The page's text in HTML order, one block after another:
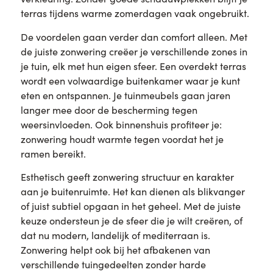
terras tijdens warme zomerdagen vaak ongebruikt.
De voordelen gaan verder dan comfort alleen. Met
de juiste zonwering creëer je verschillende zones in
je tuin, elk met hun eigen sfeer. Een overdekt terras
wordt een volwaardige buitenkamer waar je kunt
eten en ontspannen. Je tuinmeubels gaan jaren
langer mee door de bescherming tegen
weersinvloeden. Ook binnenshuis profiteer je:
zonwering houdt warmte tegen voordat het je
ramen bereikt.
Esthetisch geeft zonwering structuur en karakter
aan je buitenruimte. Het kan dienen als blikvanger
of juist subtiel opgaan in het geheel. Met de juiste
keuze ondersteun je de sfeer die je wilt creëren, of
dat nu modern, landelijk of mediterraan is.
Zonwering helpt ook bij het afbakenen van
verschillende tuingedeelten zonder harde